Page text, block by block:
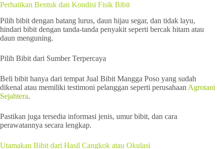
Perhatikan Bentuk dan Kondisi Fisik Bibit
Pilih bibit dengan batang lurus, daun hijau segar, dan tidak layu,
hindari bibit dengan tanda-tanda penyakit seperti bercak hitam atau
daun menguning.
Pilih Bibit dari Sumber Terpercaya
Beli bibit hanya dari tempat Jual Bibit Mangga Poso yang sudah
dikenal atau memiliki testimoni pelanggan seperti perusahaan Agrotani
Sejahtera.
Pastikan juga tersedia informasi jenis, umur bibit, dan cara
perawatannya secara lengkap.
Utamakan Bibit dari Hasil Cangkok atau Okulasi